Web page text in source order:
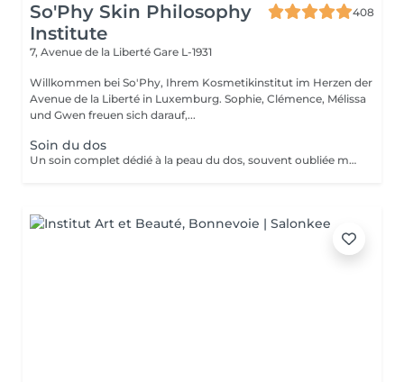
So'Phy Skin Philosophy
Institute
408
7, Avenue de la Liberté Gare L-1931
Willkommen bei So'Phy, Ihrem Kosmetikinstitut im Herzen der
Avenue de la Liberté in Luxemburg. Sophie, Clémence, Mélissa
und Gwen freuen sich darauf,...
Soin du dos
Un soin complet dédié à la peau du dos, souvent oubliée mais pourtant sujette aux tensions et aux imperfections. Ce soin débute par un nettoyage et une exfoliation afin de purifier la peau, affiner le grain de peau et améliorer sa texture. Selon vos besoins et la durée choisie (30 ou 60 minutes), un travail plus ciblé peut être réalisé pour désincruster la peau et rééquilibrer les zones concernées. Le soin se termine par un massage relaxant, permettant de relâcher les tensions accumulées et de procurer une sensation immédiate de bien-être. La peau est plus nette, plus douce et le dos profondément détendu. Un soin idéal pour prendre soin de cette zone souvent négligée tout en s'accordant un moment de détente.